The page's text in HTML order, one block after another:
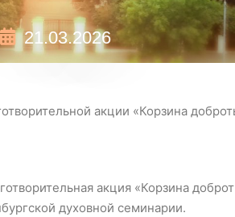
21.03.2026
акции «Корзина
акция «Корзина
духовной семинарии.